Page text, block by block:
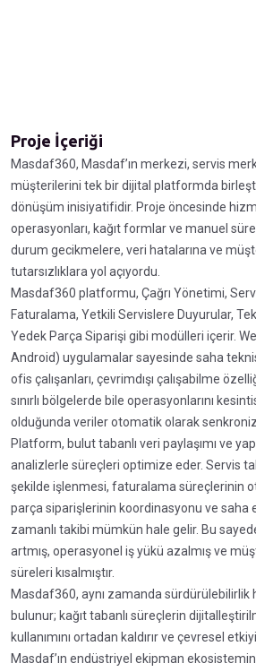
Proje İçeriği
Masdaf360, Masdaf’ın merkezi, servis
müşterilerini tek bir dijital platformda
dönüşüm inisiyatifidir. Proje öncesinde
operasyonları, kağıt formlar ve manuel
durum gecikmelere, veri hatalarına ve
tutarsızlıklara yol açıyordu.
Masdaf360 platformu, Çağrı Yönetimi,
Faturalama, Yetkili Servislere Duyurular,
Yedek Parça Siparişi gibi modülleri içerir.
Android) uygulamalar sayesinde saha
ofis çalışanları, çevrimdışı çalışabilme
sınırlı bölgelerde bile operasyonlarını
olduğunda veriler otomatik olarak
Platform, bulut tabanlı veri paylaşımı ve
analizlerle süreçleri optimize eder. Servis
şekilde işlenmesi, faturalama süreçlerinin
parça siparişlerinin koordinasyonu ve saha
zamanlı takibi mümkün hale gelir. Bu
artmış, operasyonel iş yükü azalmış ve
süreleri kısalmıştır.
Masdaf360, aynı zamanda sürdürülebilirlik
bulunur; kağıt tabanlı süreçlerin
kullanımını ortadan kaldırır ve çevresel
Masdaf’ın endüstriyel ekipman